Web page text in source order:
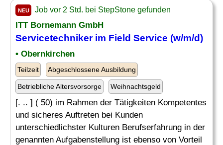
NEU Job vor 2 Std. bei StepStone gefunden
ITT Bornemann GmbH
Servicetechniker im Field Service (w/m/d)
• Obernkirchen
Teilzeit Abgeschlossene Ausbildung
Betriebliche Altersvorsorge Weihnachtsgeld
[. .. ] ( 50) im Rahmen der Tätigkeiten Kompetentes
und sicheres Auftreten bei Kunden
unterschiedlichster Kulturen Berufserfahrung in der
genannten Aufgabenstellung ist ebenso von Vorteil